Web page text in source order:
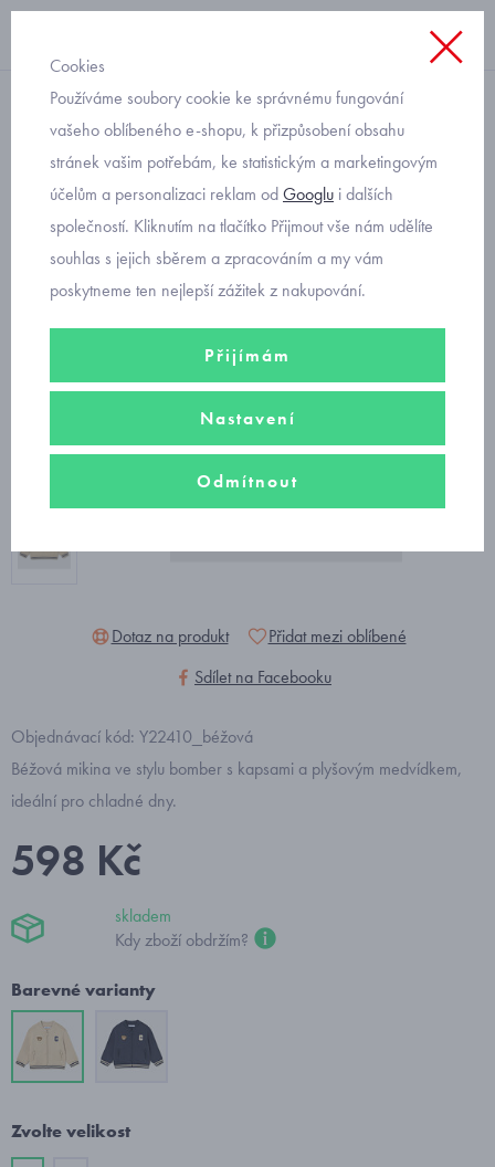
bez kapuce
kojenecká teplejší mikina s
medvídkem Mayoral 2426-
Dotaz na produkt
Přidat mezi oblíbené
Sdílet na Facebooku
Objednávací kód: Y22410_béžová
Béžová mikina ve stylu bomber s kapsami a plyšovým medvídkem,
ideální pro chladné dny.
598 Kč
skladem
Kdy zboží obdržím?
Barevné varianty
Zvolte velikost
Cookies
Používáme soubory cookie ke správnému fungování
vašeho oblíbeného e-shopu, k přizpůsobení obsahu
stránek vašim potřebám, ke statistickým a marketingovým
účelům a personalizaci reklam odGooglu i dalších
společností. Kliknutím na tlačítko Přijmout vše nám udělíte
souhlas s jejich sběrem a zpracováním a my vám
poskytneme ten nejlepší zážitek z nakupování.
Přijímám
Nastavení
Odmítnout